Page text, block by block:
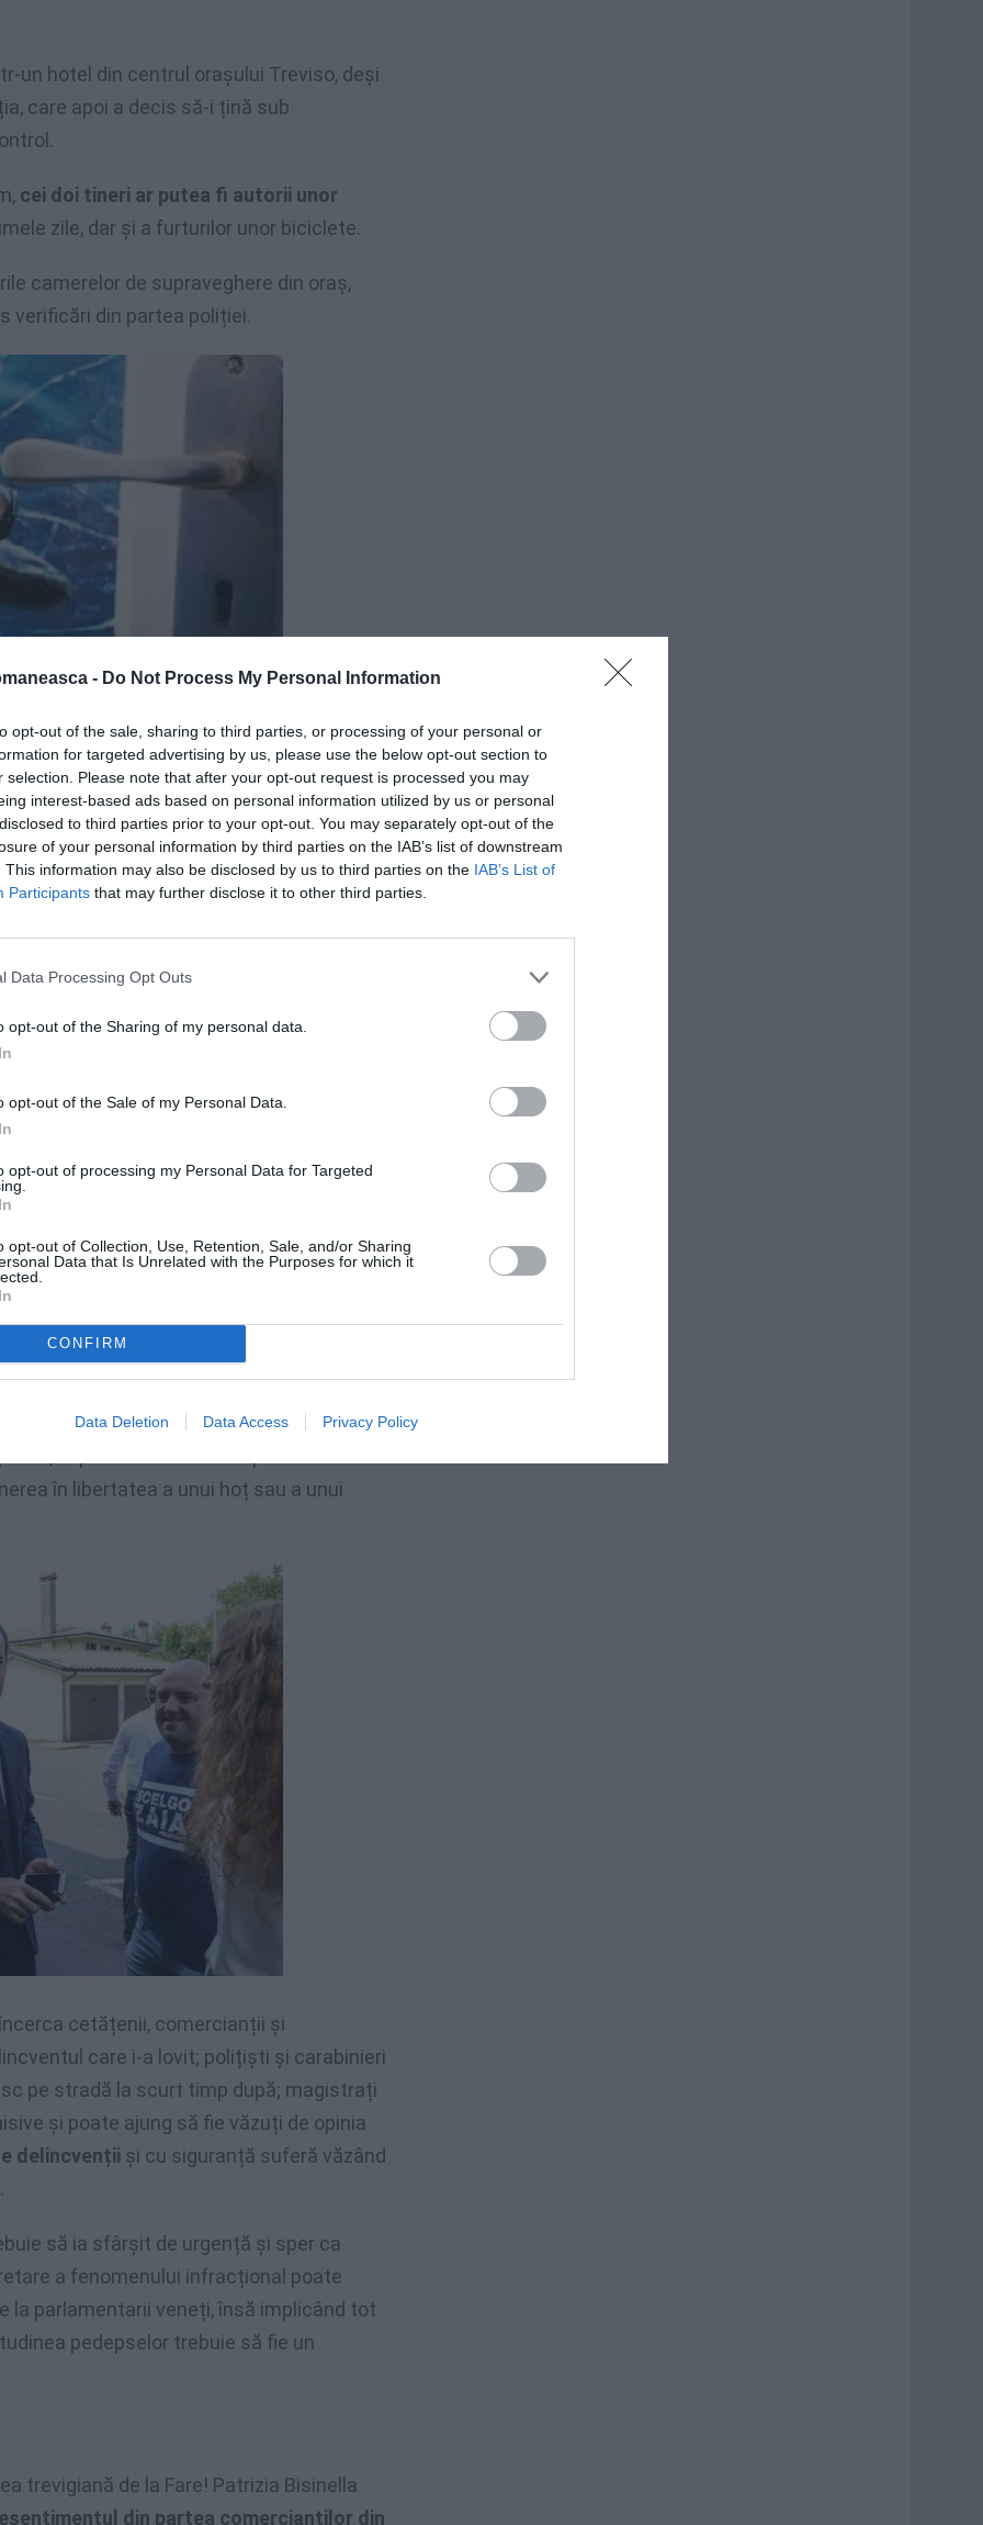
- Do Not Process My Personal Information
opt-out of the sale, sharing to third parties, or processing of your personal or
for targeted advertising by us, please use the below opt-out section to
selection. Please note that after your opt-out request is processed you may
interest-based ads based on personal information utilized by us or personal
to third parties prior to your opt-out. You may separately opt-out of the
of your personal information by third parties on the IAB’s list of downstream
This information may also be disclosed by us to third parties on the IAB’s List of
Participants that may further disclose it to other third parties.
Data Processing Opt Outs
opt-out of the Sharing of my personal data.
opt-out of the Sale of my Personal Data.
opt-out of processing my Personal Data for Targeted
opt-out of Collection, Use, Retention, Sale, and/or Sharing
Data that Is Unrelated with the Purposes for which it
CONFIRM
Data Deletion Data Access Privacy Policy
un hotel din centrul orașului Treviso, deși
care apoi a decis să-i țină sub
cei doi tineri ar putea fi autorii unor
zile, dar și a furturilor unor biciclete.
camerelor de supraveghere din oraș,
verificări din partea poliției.
a diferite lovituripuse la cale în oraș
ale răufăcătorilor surprinși de
biciclete (furate) cu care se deplasau
septembrie, au fostcondamnați și
săptămâni sub asediul hoților, atât în
parlamentarilor
veneți pentru ca aceștia
pentru combaterea
Veneto, Luca Zaia: ”Subscriu pe deplin
Un apel pe care și eu îl lansez de luni
a mai multor forțe de ordine, lupta
pe plan legislativ: gata cu tertipurile de
golire a închisorilor. Lumea vrea să
de ordine și magistratura au dreptul
de legi permisive”.
– subliniază Zaia – acela care
evite pușcăria sau să iasă din ea cu
ar putea fi foarte utilă pentru
în libertatea a unui hoț sau a unui
cetățenii, comercianții și
care i-a lovit; polițiști și carabinieri
pe stradă la scurt timp după; magistrați
și poate ajung să fie văzuți de opinia
delincvenții și cu siguranță suferă văzând
să ia sfârșit de urgență și sper ca
a fenomenului infracțional poate
la parlamentarii veneți, însă implicând tot
pedepselor trebuie să fie un
trevigiană de la Fare! Patrizia Bisinella
din partea comercianților din